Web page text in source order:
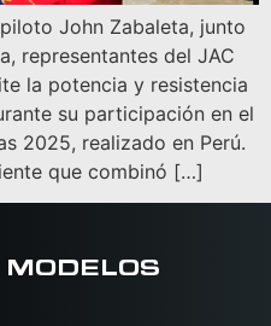
John Zabaleta, junto
representantes del JAC
la potencia y resistencia
su participación en el
2025, realizado en Perú.
que combinó […]
MODELOS